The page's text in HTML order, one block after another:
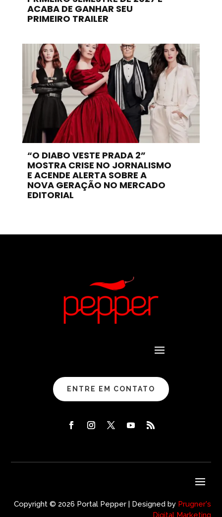
ACABA DE GANHAR SEU
PRIMEIRO TRAILER
“O DIABO VESTE PRADA 2”
MOSTRA CRISE NO JORNALISMO
E ACENDE ALERTA SOBRE A
NOVA GERAÇÃO NO MERCADO
EDITORIAL
ENTRE EM CONTATO
Copyright © 2026 Portal Pepper | Designed by Prugner's
Digital Marketing